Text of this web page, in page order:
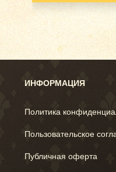
ИНФОРМАЦИЯ
Политика
Пользовательское
Публичная оферта